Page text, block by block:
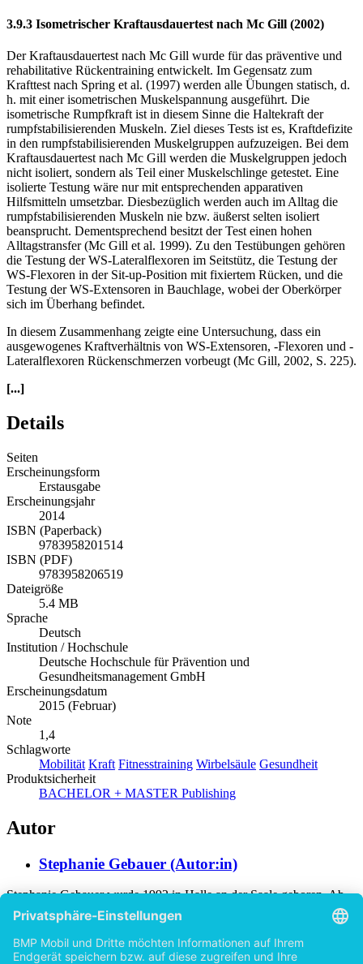
3.9.3 Isometrischer Kraftausdauertest nach Mc Gill (2002)
Der Kraftausdauertest nach Mc Gill wurde für das präventive und
rehabilitative Rückentraining entwickelt. Im Gegensatz zum
Krafttest nach Spring et al. (1997) werden alle Übungen statisch, d.
h. mit einer isometrischen Muskelspannung ausgeführt. Die
isometrische Rumpfkraft ist in diesem Sinne die Haltekraft der
rumpfstabilisierenden Muskeln. Ziel dieses Tests ist es, Kraftdefizite
in den rumpfstabilisierenden Muskelgruppen aufzuzeigen. Bei dem
Kraftausdauertest nach Mc Gill werden die Muskelgruppen jedoch
nicht isoliert, sondern als Teil einer Muskelschlinge getestet. Eine
isolierte Testung wäre nur mit entsprechenden apparativen
Hilfsmitteln umsetzbar. Diesbezüglich werden auch im Alltag die
rumpfstabilisierenden Muskeln nie bzw. äußerst selten isoliert
beansprucht. Dementsprechend besitzt der Test einen hohen
Alltagstransfer (Mc Gill et al. 1999). Zu den Testübungen gehören
die Testung der WS-Lateralflexoren im Seitstütz, die Testung der
WS-Flexoren in der Sit-up-Position mit fixiertem Rücken, und die
Testung der WS-Extensoren in Bauchlage, wobei der Oberkörper
sich im Überhang befindet.
In diesem Zusammenhang zeigte eine Untersuchung, dass ein
ausgewogenes Kraftverhältnis von WS-Extensoren, -Flexoren und -
Lateralflexoren Rückenschmerzen vorbeugt (Mc Gill, 2002, S. 225).
[...]
Details
Seiten
Erscheinungsform
Erstausgabe
Erscheinungsjahr
2014
ISBN (Paperback)
9783958201514
ISBN (PDF)
9783958206519
Dateigröße
5.4 MB
Sprache
Deutsch
Institution / Hochschule
Deutsche Hochschule für Prävention und
Gesundheitsmanagement GmbH
Erscheinungsdatum
2015 (Februar)
Note
1,4
Schlagworte
Mobilität Kraft Fitnesstraining Wirbelsäule Gesundheit
Produktsicherheit
BACHELOR + MASTER Publishing
Autor
Stephanie Gebauer (Autor:in)
Stephanie Gebauer wurde 1992 in Halle an der Saale geboren. Ab
dem 3. Lebensjahr stand der Sport im Mittelpunkt ihres Lebens,
angefangen mit rhythmischer Sportgymnastik, über Judo und
Badminton bis hin zum Fußball. So war es nur logisch, dass die
Autorin ihr Hobby zum Beruf machte. Diese fachliche Studie